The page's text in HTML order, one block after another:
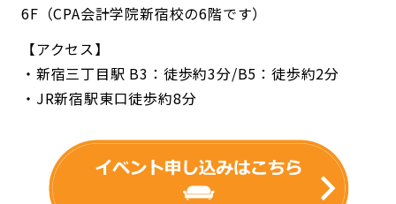
6F（CPA会計学院新宿校の6階です）
【アクセス】
・新宿三丁目駅 B3：徒歩約3分/B5：徒歩約2分
・JR新宿駅東口徒歩約8分